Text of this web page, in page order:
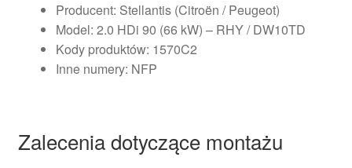
Producent: Stellantis (Citroën / Peugeot)
Model: 2.0 HDi 90 (66 kW) – RHY / DW10TD
Kody produktów: 1570C2
Inne numery: NFP
Zalecenia dotyczące montażu